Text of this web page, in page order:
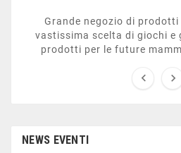
Grande negozio di prodotti
vastissima scelta di giochi e
prodotti per le future
sezione dedicata all’arredo
 
NEWS EVENTI